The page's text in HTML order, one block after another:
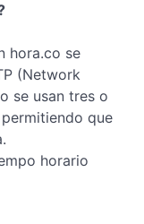
hora.co se
(Network
se usan tres o
que
horario